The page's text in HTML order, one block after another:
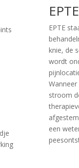
EPTE
EPTE
knie, de
wordt
stroom
een